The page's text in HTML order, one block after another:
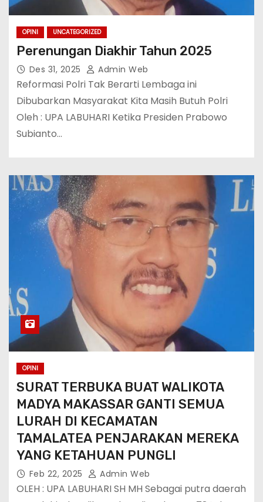
OPINI UNCATEGORIZED
Perenungan Diakhir Tahun 2025
Des 31, 2025 Admin Web
Reformasi Polri Tak Berarti Lembaga ini
Dibubarkan Masyarakat Kita Masih Butuh Polri
Oleh : UPA LABUHARI Ketika Presiden Prabowo
Subianto…
OPINI
SURAT TERBUKA BUAT WALIKOTA
MADYA MAKASSAR GANTI SEMUA
LURAH DI KECAMATAN
TAMALATEA PENJARAKAN MEREKA
YANG KETAHUAN PUNGLI
Feb 22, 2025 Admin Web
OLEH : UPA LABUHARI SH MH Sebagai putra daerah